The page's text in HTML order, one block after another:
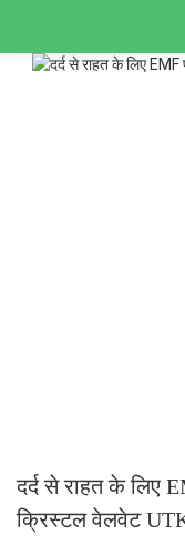
दर्द से राहत के लिए
क्रिस्टल वेलवेट